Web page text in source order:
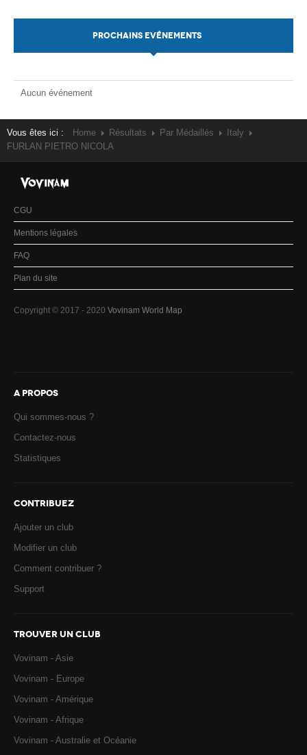
PROCHAINS EVÉNEMENTS
Aucun événement
Vous êtes ici : Home Résultats Par Médaillés
Italy
FURLAN PIETRO NICOLA
CGU
Mentions légales
FAQ
Plan du site
Copyright © 2017 - 2020 Vovinam World Map
A PROPOS
Qui sommes-nous ?
Contactez-nous
Statistiques
CONTRIBUEZ
Ajouter un club
Modifier un club
Comment contribuer ?
Support
TROUVER UN CLUB
Vovinam - Asie
Vovinam - Europe
Vovinam - Amérique
Vovinam - Afrique
Vovinam - Australie et Océanie